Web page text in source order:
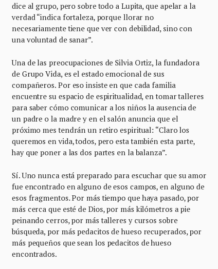
dice al grupo, pero sobre todo a Lupita, que apelar a la
verdad “indica fortaleza, porque llorar no
necesariamente tiene que ver con debilidad, sino con
una voluntad de sanar”.
Una de las preocupaciones de Silvia Ortiz, la fundadora
de Grupo Vida, es el estado emocional de sus
compañeros. Por eso insiste en que cada familia
encuentre su espacio de espiritualidad, en tomar talleres
para saber cómo comunicar a los niños la ausencia de
un padre o la madre y en el salón anuncia que el
próximo mes tendrán un retiro espiritual: “Claro los
queremos en vida, todos, pero esta también esta parte,
hay que poner a las dos partes en la balanza”.
Sí. Uno nunca está preparado para escuchar que su amor
fue encontrado en alguno de esos campos, en alguno de
esos fragmentos. Por más tiempo que haya pasado, por
más cerca que esté de Dios, por más kilómetros a pie
peinando cerros, por más talleres y cursos sobre
búsqueda, por más pedacitos de hueso recuperados, por
más pequeños que sean los pedacitos de hueso
encontrados.